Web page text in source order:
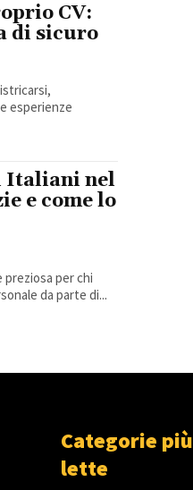
CV:
di sicuro
esperienze
Italiani nel
e come lo
preziosa per chi
da parte di...
Categorie più
lette